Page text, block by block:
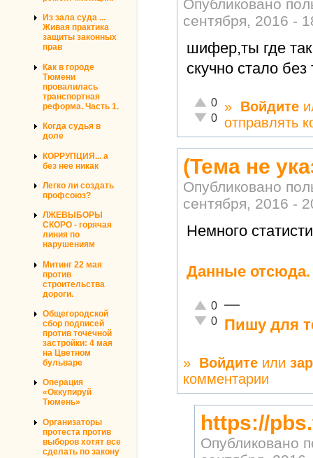
Из зала суда ...
Живая практика
защиты законных
прав
Как в городе
Тюмени
провалилась
транспортная
реформа. Часть 1.
Когда судья в
доле
КОРРУПЦИЯ... а
без нее никак
Легко ли создать
профсоюз?
ЛЖЕВЫБОРЫ
СКОРО - горячая
линия по
нарушениям
Митинг 22 мая
против
строительства
дороги.
Общегородской
сбор подписей
против точечной
застройки: 4 мая
на Цветном
бульваре
Операция
«Оккупируй
Тюмень»
Организаторы
протеста против
выборов хотят все
сделать по закону
Опубликовано
сентября, 2016 -
шифер,ты где
скучно стало
Отлично!
0
Неадекватно!
0
» Войдите
отправлять
(Тема не
Опубликовано
сентября, 2016 -
Немного
Данные отсюда.
Отлично!
0
Неадекватно!
0
—
Пишу для
» Войдите или
комментарии
https://
Опубликовано